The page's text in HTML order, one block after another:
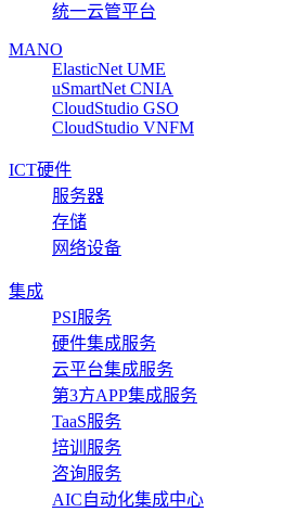
统一云管平台
MANO
ElasticNet UME
uSmartNet CNIA
CloudStudio GSO
CloudStudio VNFM
ICT硬件
服务器
存储
网络设备
集成
PSI服务
硬件集成服务
云平台集成服务
第3方APP集成服务
TaaS服务
培训服务
咨询服务
AIC自动化集成中心